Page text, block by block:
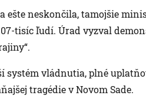
ešte neskončila, tamojšie
tisíc ľudí. Úrad vyzval
vládnutia, plné
tragédie v Novom Sade.